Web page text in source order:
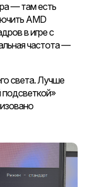
— там есть
AMD
в игре с
частота —
света. Лучше
подсветкой»